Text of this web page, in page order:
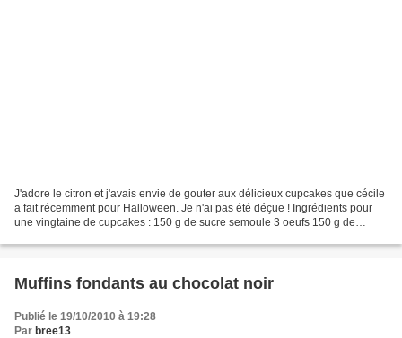
J'adore le citron et j'avais envie de gouter aux délicieux cupcakes que cécile
a fait récemment pour Halloween. Je n'ai pas été déçue ! Ingrédients pour
une vingtaine de cupcakes : 150 g de sucre semoule 3 oeufs 150 g de
Muffins fondants au chocolat noir
Publié le 19/10/2010 à 19:28
Par bree13